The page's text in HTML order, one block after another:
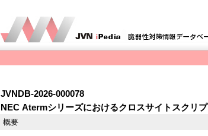
JVNDB-2026-000078
NEC Atermシリーズにおけるクロスサイトスクリプ
概要